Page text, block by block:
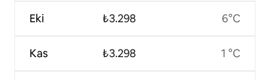
Eki
Kas
₺3.298
₺3.298
6°C
1 °C